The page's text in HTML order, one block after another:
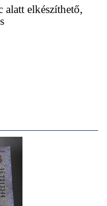
alatt elkészíthető,